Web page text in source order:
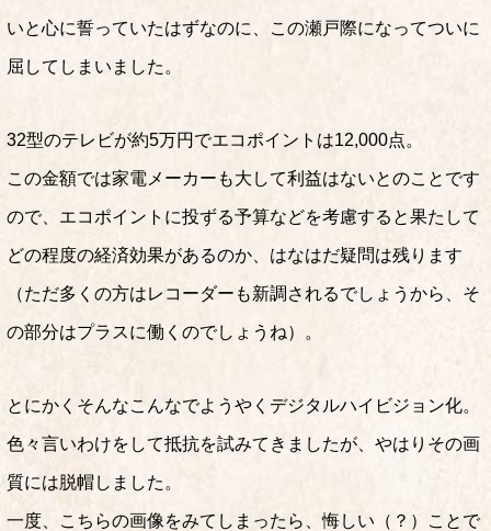
いと心に誓っていたはずなのに、この瀬戸際になってついに
屈してしまいました。
32型のテレビが約5万円でエコポイントは12,000点。
この金額では家電メーカーも大して利益はないとのことです
ので、エコポイントに投ずる予算などを考慮すると果たして
どの程度の経済効果があるのか、はなはだ疑問は残ります
（ただ多くの方はレコーダーも新調されるでしょうから、そ
の部分はプラスに働くのでしょうね）。
とにかくそんなこんなでようやくデジタルハイビジョン化。
色々言いわけをして抵抗を試みてきましたが、やはりその画
質には脱帽しました。
一度、こちらの画像をみてしまったら、悔しい（？）ことで